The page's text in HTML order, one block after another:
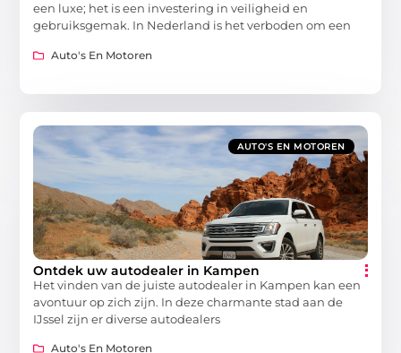
een luxe; het is een investering in veiligheid en
gebruiksgemak. In Nederland is het verboden om een
Auto's En Motoren
AUTO'S EN MOTOREN
Ontdek uw autodealer in Kampen
Het vinden van de juiste autodealer in Kampen kan een
avontuur op zich zijn. In deze charmante stad aan de
IJssel zijn er diverse autodealers
Auto's En Motoren